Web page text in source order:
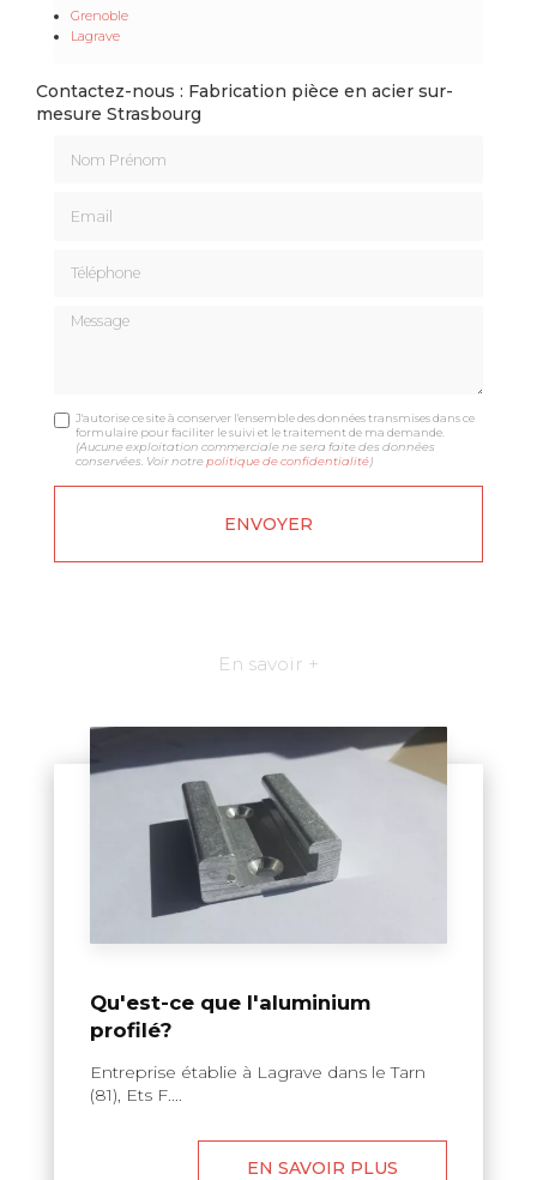
Grenoble
Lagrave
Contactez-nous : Fabrication pièce en acier sur-
mesure Strasbourg
Message
J'autorise ce site à conserver l'ensemble des données transmises dans ce
formulaire pour faciliter le suivi et le traitement de ma demande.
(Aucune exploitation commerciale ne sera faite des données
conservées. Voir notrepolitique de confidentialité)
En savoir +
Qu'est-ce que l'aluminium
profilé?
Entreprise établie à Lagrave dans le Tarn
(81), Ets F....
EN SAVOIR PLUS